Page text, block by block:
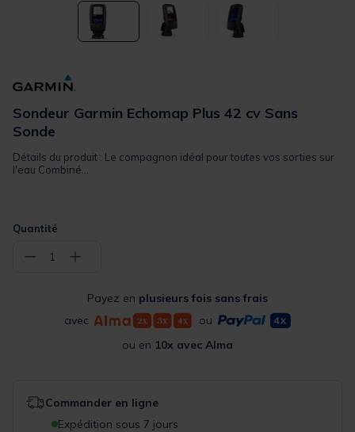
Sondeur Garmin Echomap Plus 42 cv Sans
Sonde
Détails du produit : Le compagnon idéal pour toutes vos sorties sur
l'eau Combiné...
Quantité
− 1 +
Payez en plusieurs fois sans frais
avec
ou
ou en 10x avec Alma
Commander en ligne
Expédition sous 7 jours